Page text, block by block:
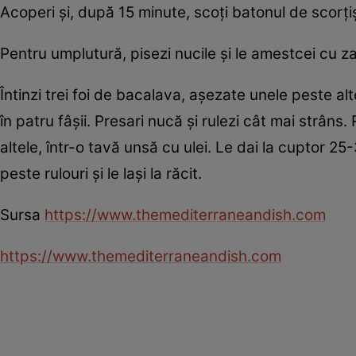
Acoperi şi, după 15 minute, scoţi batonul de
Pentru umplutură, pisezi nucile şi le amestcei cu
Întinzi trei foi de bacalava, aşezate unele peste
în patru fâşii. Presari nucă şi rulezi cât mai
altele, într-o tavă unsă cu ulei. Le dai la cuptor
peste rulouri şi le laşi la răcit.
Sursa https://www.themediterraneandish.com
https://www.themediterraneandish.com